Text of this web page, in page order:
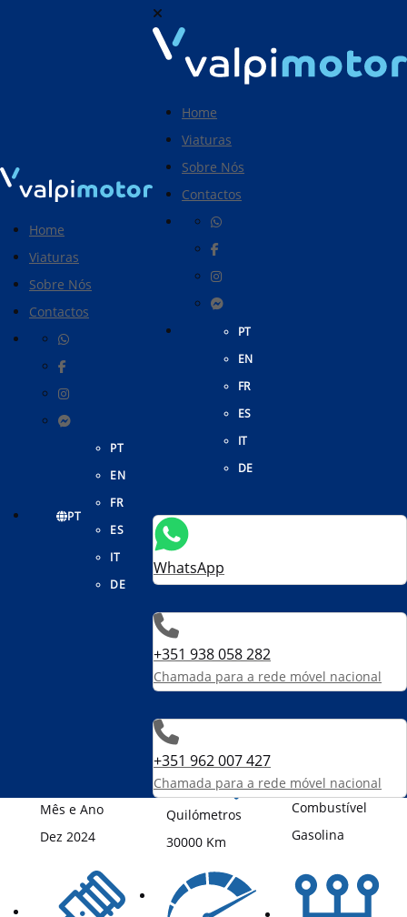
Home
Viaturas
Sobre Nós
Contactos
PT
PT
EN
FR
ES
IT
DE
Home
Viaturas
Sobre Nós
Contactos
PT
EN
FR
ES
IT
DE
WhatsApp
+351 938 058 282
Chamada para a rede móvel nacional
+351 962 007 427
Chamada para a rede móvel nacional
Ford Tourneo Courier
22 450 €
Mês e Ano
Dez 2024
Quilómetros
30000 Km
Combustível
Gasolina